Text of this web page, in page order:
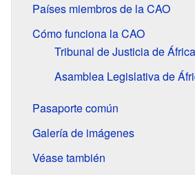
Países miembros de la CAO
Cómo funciona la CAO
Tribunal de Justicia de
Asamblea Legislativa de
Pasaporte común
Galería de imágenes
Véase también